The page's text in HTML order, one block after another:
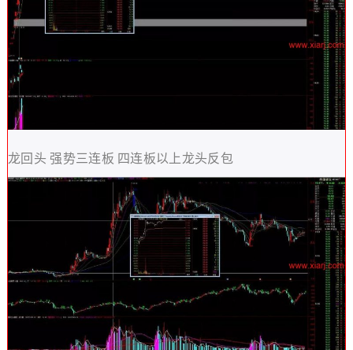
龙回头 强势三连板 四连板以上龙头反包